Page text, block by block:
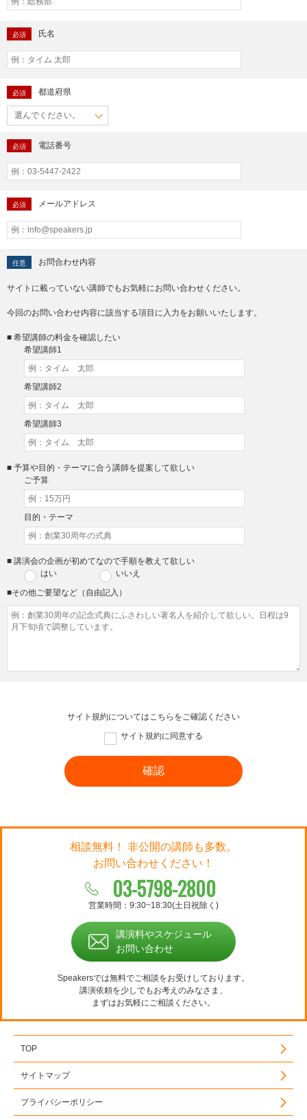
必須 氏名
必須 都道府県
必須 電話番号
必須 メールアドレス
任意 お問合わせ内容
サイトに載っていない講師でもお気軽にお問い合わせください。
今回のお問い合わせ内容に該当する項目に入力をお願いいたします。
■ 希望講師の料金を確認したい
希望講師1
希望講師2
希望講師3
■ 予算や目的・テーマに合う講師を提案して欲しい
ご予算
目的・テーマ
■ 講演会の企画が初めてなので手順を教えて欲しい
はい
いいえ
■その他ご要望など（自由記入）
サイト規約についてはこちら をご確認ください
サイト規約に同意する
相談無料！ 非公開の講師も多数。
お問い合わせください！
03-5798-2800
営業時間：9:30~18:30(土日祝除く)
講演料やスケジュール
お問い合わせ
Speakersでは無料でご相談をお受けしております。
講演依頼を少しでもお考えのみなさま、
まずはお気軽にご相談ください。
TOP
サイトマップ
プライバシーポリシー